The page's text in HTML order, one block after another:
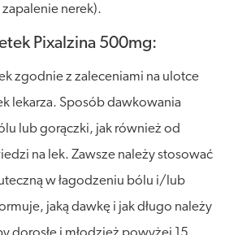
nerek).
Pixalzina 500mg:
zgodnie z zaleceniami na ulotce
lekarza. Sposób dawkowania
lub gorączki, jak również od
na lek. Zawsze należy stosować
w łagodzeniu bólu i/lub
jaką dawkę i jak długo należy